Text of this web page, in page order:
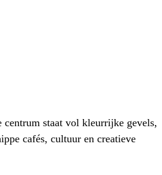
centrum staat vol kleurrijke gevels,
cafés, cultuur en creatieve